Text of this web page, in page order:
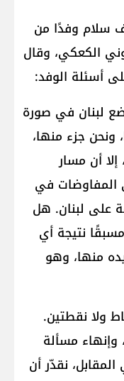
سلام وفدًا من
الكعكي، وقال
أسئلة الوفد:
لبنان في صورة
جزء منها،
أن مسار
المفاوضات في
على لبنان. هل
نتيجة أي
منها، وهو
ولا نقطتين.
وإنهاء مسألة
نقدّر أن